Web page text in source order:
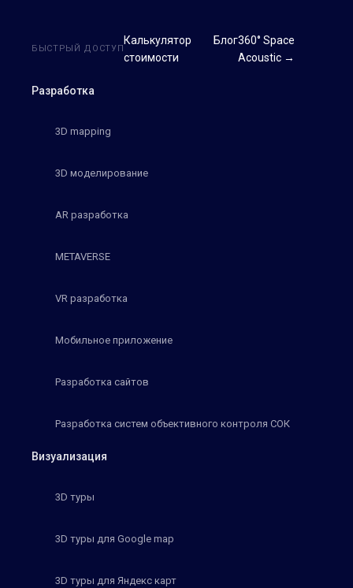
Разработка
3D mapping
3D моделирование
AR разработка
METAVERSE
VR разработка
Мобильное приложение
Разработка сайтов
Разработка систем объективного контроля СОК
Визуализация
3D туры
3D туры для Google map
3D туры для Яндекс карт
БЫСТРЫЙ ДОСТУП
Калькулятор
стоимости
Блог360° Space
Acoustic →